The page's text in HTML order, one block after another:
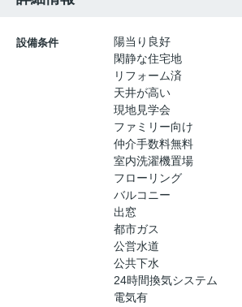
設備条件
陽当り良好
閑静な住宅地
リフォーム済
天井が高い
現地見学会
ファミリー向け
仲介手数料無料
室内洗濯機置場
フローリング
バルコニー
出窓
都市ガス
公営水道
公共下水
24時間換気システム
電気有